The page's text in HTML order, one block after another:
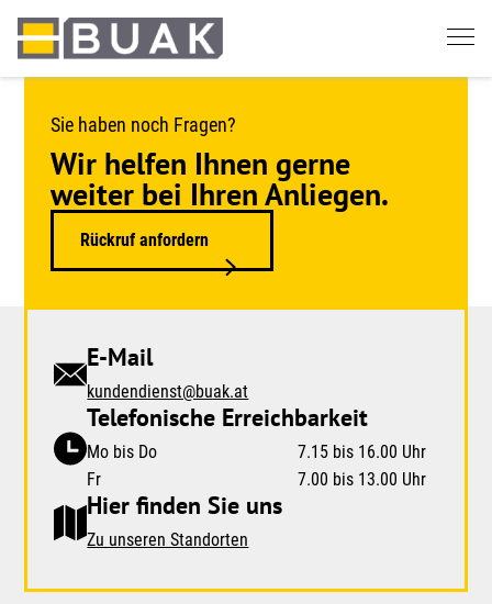
Springe
zum
Sie haben noch Fragen?
Wir helfen Ihnen gerne
weiter bei Ihren Anliegen.
Rückruf anfordern
E-Mail
kundendienst@buak.at
Telefonische Erreichbarkeit
Mo bis Do
7.15 bis 16.00 Uhr
Fr
7.00 bis 13.00 Uhr
Hier finden Sie uns
Zu unseren Standorten